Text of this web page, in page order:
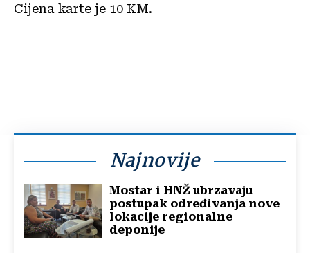
Cijena karte je 10 KM.
Najnovije
Mostar i HNŽ ubrzavaju
postupak određivanja nove
lokacije regionalne
deponije